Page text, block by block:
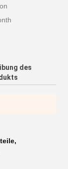
des
,